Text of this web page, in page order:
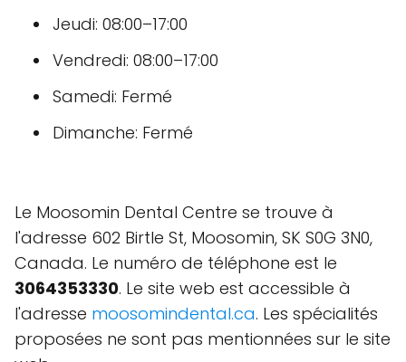
Jeudi: 08:00–17:00
Vendredi: 08:00–17:00
Samedi: Fermé
Dimanche: Fermé
Le Moosomin Dental Centre se trouve à
l'adresse 602 Birtle St, Moosomin, SK S0G 3N0,
Canada. Le numéro de téléphone est le
3064353330. Le site web est accessible à
l'adresse moosomindental.ca. Les spécialités
proposées ne sont pas mentionnées sur le site